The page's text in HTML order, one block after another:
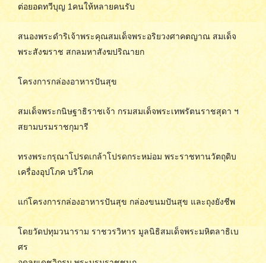
ต่อยอดทวีบุญ 1คนให้หลายคนรับ
สนองพระดำริเจ้าพระคุณสมเด็จพระอริยวงศาคตญาณ สมเด็จ
พระสังฆราช สกลมหาสังฆปริณายก
โครงการกล่องอาหารปันสุข
สมเด็จพระกนิษฐาธิราชเจ้า กรมสมเด็จพระเทพรัตนราชสุดา ฯ
สยามบรมราชกุมารี
ทรงพระกรุณาโปรดเกล้าโปรดกระหม่อม พระราชทานวัตถุดิบ
เครื่องอุปโภค บริโภค
แก่โครงการกล่องอาหารปันสุข กล่องขนมปันสุข และถุงยังชีพ
โดยวัดปทุมวนาราม ราชวรวิหาร มูลนิธิสมเด็จพระมหิตลาธิเบ
ศร